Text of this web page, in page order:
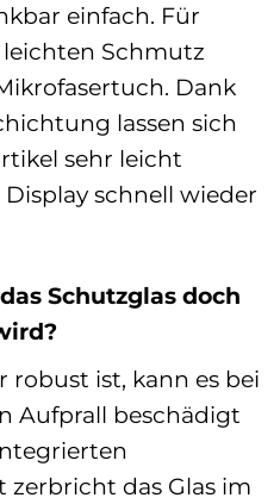
einfach. Für
Schmutz
Dank
lassen sich
sehr leicht
schnell wieder
Schutzglas doch
robust ist, kann es bei
Aufprall beschädigt
das Glas im